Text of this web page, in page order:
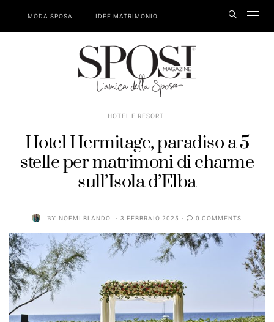
MODA SPOSA IDEE MATRIMONIO
HOTEL E RESORT
Hotel Hermitage, paradiso a 5
stelle per matrimoni di charme
sull’Isola d’Elba
BY NOEMI BLANDO 3 FEBBRAIO 2025 0 COMMENTS